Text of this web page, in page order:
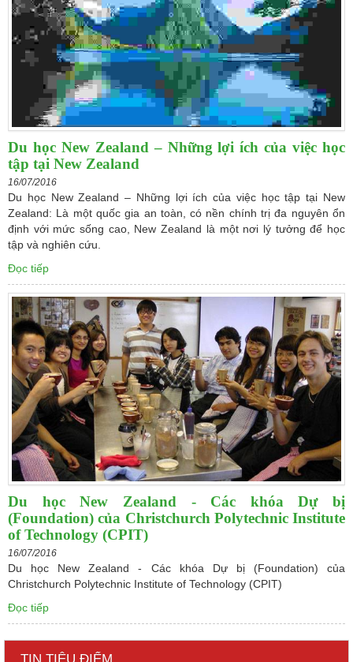
Du học New Zealand – Những lợi ích của việc học
tập tại New Zealand
16/07/2016
Du học New Zealand – Những lợi ích của việc học tập tại New
Zealand: Là một quốc gia an toàn, có nền chính trị đa nguyên ổn
định với mức sống cao, New Zealand là một nơi lý tưởng để học
tập và nghiên cứu.
Đọc tiếp
Du học New Zealand - Các khóa Dự bị
(Foundation) của Christchurch Polytechnic Institute
of Technology (CPIT)
16/07/2016
Du học New Zealand - Các khóa Dự bị (Foundation) của
Christchurch Polytechnic Institute of Technology (CPIT)
Đọc tiếp